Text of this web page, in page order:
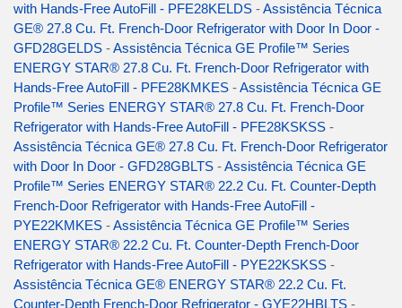
with Hands-Free AutoFill - PFE28KELDS -Assistência Técnica
GE® 27.8 Cu. Ft. French-Door Refrigerator with Door In Door -
GFD28GELDS -Assistência Técnica GE Profile™ Series
ENERGY STAR® 27.8 Cu. Ft. French-Door Refrigerator with
Hands-Free AutoFill - PFE28KMKES -Assistência Técnica GE
Profile™ Series ENERGY STAR® 27.8 Cu. Ft. French-Door
Refrigerator with Hands-Free AutoFill - PFE28KSKSS -
Assistência Técnica GE® 27.8 Cu. Ft. French-Door Refrigerator
with Door In Door - GFD28GBLTS -Assistência Técnica GE
Profile™ Series ENERGY STAR® 22.2 Cu. Ft. Counter-Depth
French-Door Refrigerator with Hands-Free AutoFill -
PYE22KMKES -Assistência Técnica GE Profile™ Series
ENERGY STAR® 22.2 Cu. Ft. Counter-Depth French-Door
Refrigerator with Hands-Free AutoFill - PYE22KSKSS -
Assistência Técnica GE® ENERGY STAR® 22.2 Cu. Ft.
Counter-Depth French-Door Refrigerator - GYE22HBLTS -